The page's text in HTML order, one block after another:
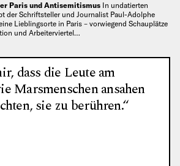
Paris und Antisemitismus In undatierten
der Schriftsteller und Journalist Paul-Adolphe
Lieblingsorte in Paris – vorwiegend Schauplätze
und Arbeiterviertel…
dass die Leute am
Marsmenschen ansahen
sie zu berühren.“